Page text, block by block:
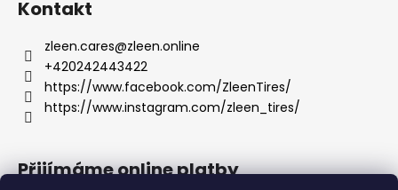
Kontakt
zleen.cares@zleen.online
+420242443422
https://www.facebook.com/ZleenTires/
https://www.instagram.com/zleen_tires/
Přijímáme online platby